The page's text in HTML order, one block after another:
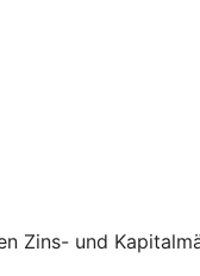
Zins- und